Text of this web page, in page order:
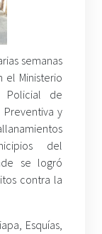
semanas
el Ministerio
Policial de
Preventiva y
del
se logró
contra la
Esquías,